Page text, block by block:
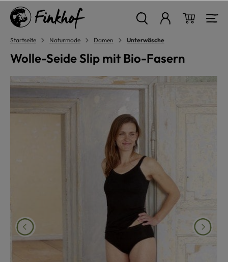
springen
Startseite Naturmode Damen Unterwäsche
Wolle-Seide Slip mit Bio-Fasern
Bildergalerie überspringen